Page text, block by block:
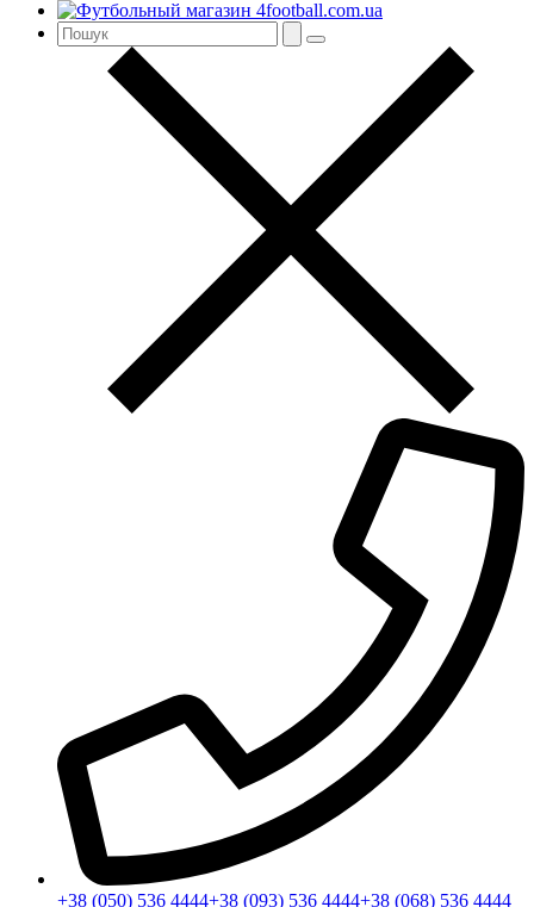
+38 (050) 536 4444+38 (093) 536 4444+38 (068) 536 4444